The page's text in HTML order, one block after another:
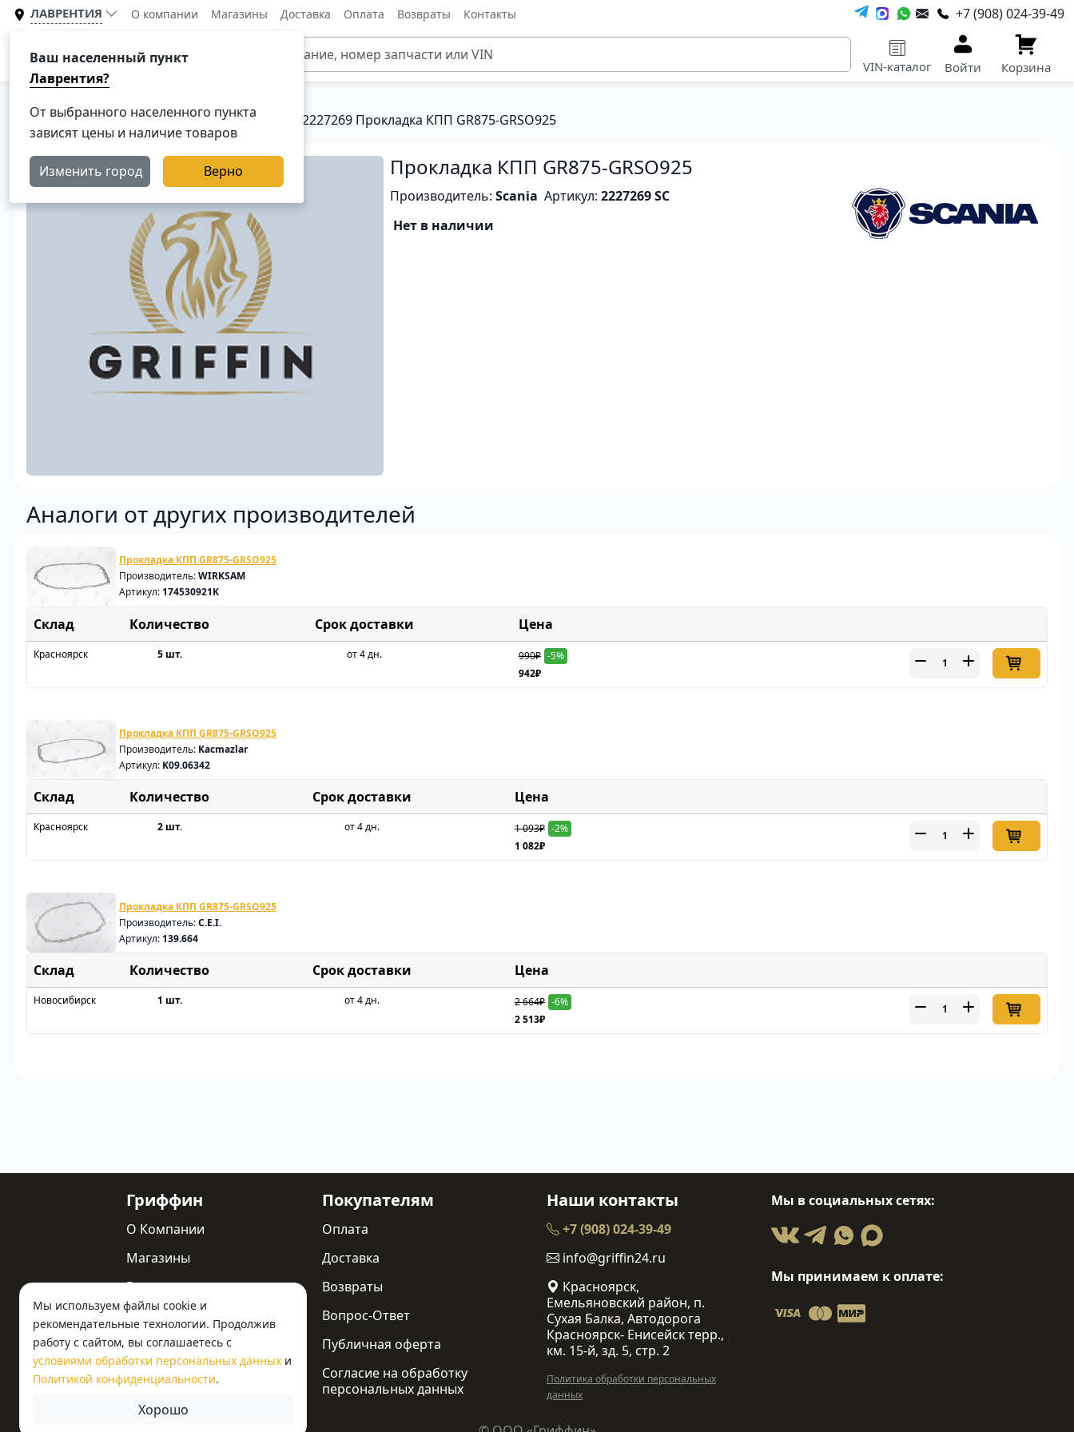
ЛАВРЕНТИЯ
Ваш населенный пункт
Лаврентия?
От выбранного населенного пункта
зависят цены и наличие товаров
Изменить город Верно
О компании Магазины Доставка Оплата Возвраты Контакты +7 (908) 024-39-49
Каталог
VIN-каталог Войти Корзина
Главная Каталог Запчасти КПП Скания 2227269 Прокладка КПП GR875-GRSO925
Прокладка КПП GR875-GRSO925
Производитель:Scania Артикул:2227269 SC
Нет в наличии
Аналоги от других производителей
Прокладка КПП GR875-GRSO925
Производитель:WIRKSAM
Артикул: 174530921K
Склад Срок доставки Цена
Красноярск 5 шт. от 4 дн. 990₽ -5%
942₽
Прокладка КПП GR875-GRSO925
Производитель: Kacmazlar
Артикул: K09.06342
Склад Срок доставки Цена
Красноярск 2 шт. от 4 дн. 1 093₽ -2%
1 082₽
Прокладка КПП GR875-GRSO925
Производитель:C.E.I.
Артикул: 139.664
Склад Срок доставки Цена
Новосибирск 1 шт. от 4 дн. 2 664₽ -6%
2 513₽
Мы используем файлы cookie и
рекомендательные технологии. Продолжив
работу с сайтом, вы соглашаетесь с
условиями обработки персональных данных и
Политикой конфиденциальности.
Хорошо
Гриффин
О Компании
Магазины
Реквизиты
Статьи
Новости
Контакты
Покупателям
Оплата
Доставка
Возвраты
Вопрос-Ответ
Публичная оферта
Согласие на обработку
персональных данных
Наши контакты
+7 (908) 024-39-49
info@griffin24.ru
Красноярск,
Емельяновский район, п.
Сухая Балка, Автодорога
Красноярск- Енисейск терр.,
км. 15-й, зд. 5, стр. 2
Политика обработки персональных
данных
Мы в социальных сетях:
Мы принимаем к оплате: